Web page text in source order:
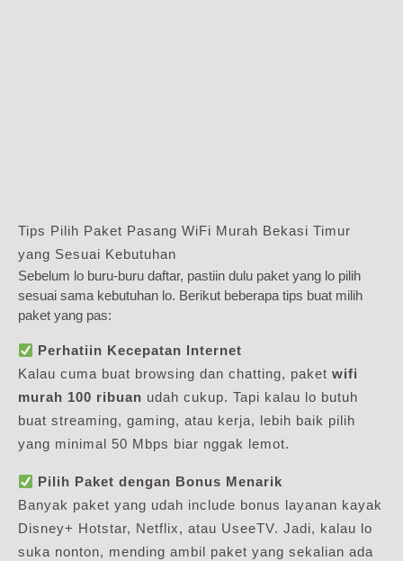
Tips Pilih Paket Pasang WiFi Murah Bekasi Timur
yang Sesuai Kebutuhan
Sebelum lo buru-buru daftar, pastiin dulu paket yang lo pilih
sesuai sama kebutuhan lo. Berikut beberapa tips buat milih
paket yang pas:
Perhatiin Kecepatan Internet
Kalau cuma buat browsing dan chatting, paket wifi
murah 100 ribuan udah cukup. Tapi kalau lo butuh
buat streaming, gaming, atau kerja, lebih baik pilih
yang minimal 50 Mbps biar nggak lemot.
Pilih Paket dengan Bonus Menarik
Banyak paket yang udah include bonus layanan kayak
Disney+ Hotstar, Netflix, atau UseeTV. Jadi, kalau lo
suka nonton, mending ambil paket yang sekalian ada